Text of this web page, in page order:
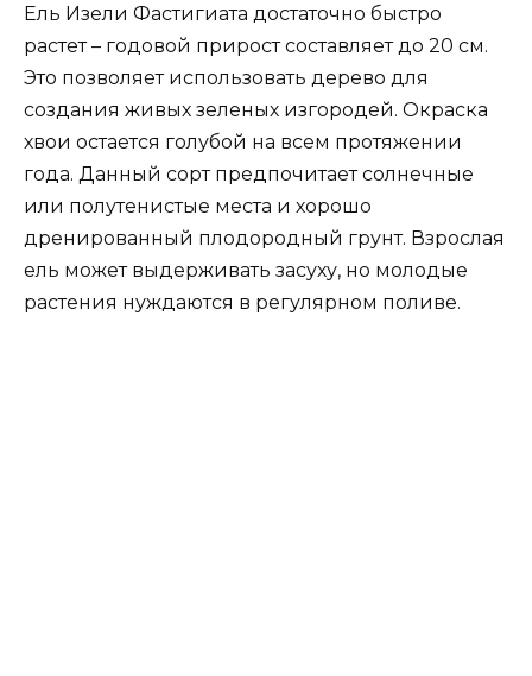
Ель Изели Фастигиата достаточно быстро
растет – годовой прирост составляет до 20 см.
Это позволяет использовать дерево для
создания живых зеленых изгородей. Окраска
хвои остается голубой на всем протяжении
года. Данный сорт предпочитает солнечные
или полутенистые места и хорошо
дренированный плодородный грунт. Взрослая
ель может выдерживать засуху, но молодые
растения нуждаются в регулярном поливе.